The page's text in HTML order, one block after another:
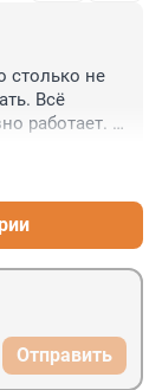
столько не
Всё
работает.
что
- надо
лицо
только
жалоба,
от
Отправить